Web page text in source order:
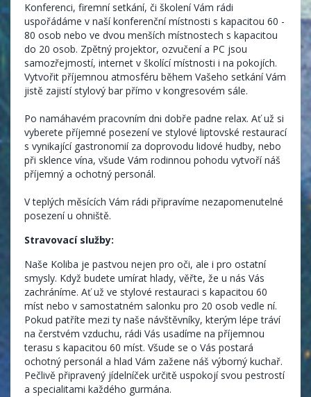
Konferenci, firemní setkání, či školení Vám rádi
uspořádáme v naší konferenční místnosti s kapacitou 60 -
80 osob nebo ve dvou menších místnostech s kapacitou
do 20 osob. Zpětný projektor, ozvučení a PC jsou
samozřejmostí, internet v školící místnosti i na pokojích.
Vytvořit příjemnou atmosféru během Vašeho setkání Vám
jistě zajistí stylový bar přímo v kongresovém sále.
Po namáhavém pracovním dni dobře padne relax. Ať už si
vyberete příjemné posezení ve stylové liptovské restaurací
s vynikající gastronomií za doprovodu lidové hudby, nebo
při sklence vína, všude Vám rodinnou pohodu vytvoří náš
příjemný a ochotný personál.
V teplých měsících Vám rádi připravíme nezapomenutelné
posezení u ohniště.
Stravovací služby:
Naše Koliba je pastvou nejen pro oči, ale i pro ostatní
smysly. Když budete umírat hlady, věřte, že u nás Vás
zachráníme. Ať už ve stylové restauraci s kapacitou 60
míst nebo v samostatném salonku pro 20 osob vedle ní.
Pokud patříte mezi ty naše návštěvníky, kterým lépe tráví
na čerstvém vzduchu, rádi Vás usadíme na příjemnou
terasu s kapacitou 60 míst. Všude se o Vás postará
ochotný personál a hlad Vám zažene náš výborný kuchař.
Pečlivě připravený jídelníček určitě uspokojí svou pestrostí
a specialitami každého gurmána.